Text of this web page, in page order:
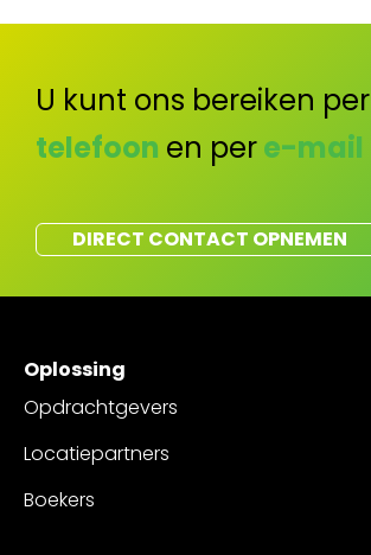
U kunt ons bereiken per
telefoon en pere-mail
DIRECT CONTACT OPNEMEN
Oplossing
Opdrachtgevers
Locatiepartners
Boekers